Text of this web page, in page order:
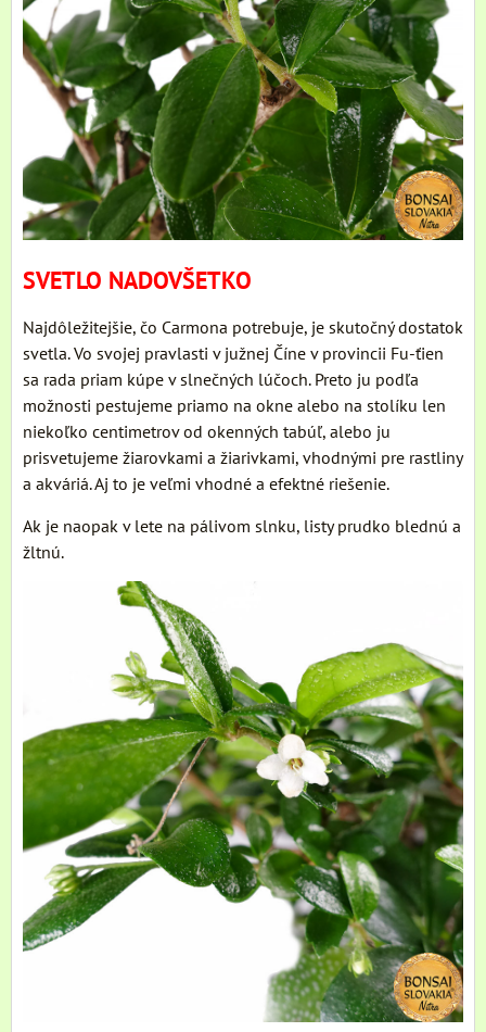
SVETLO NADOVŠETKO
Najdôležitejšie, čo Carmona potrebuje, je skutočný dostatok
svetla. Vo svojej pravlasti v južnej Číne v provincii Fu-ťien
sa rada priam kúpe v slnečných lúčoch. Preto ju podľa
možnosti pestujeme priamo na okne alebo na stolíku len
niekoľko centimetrov od okenných tabúľ, alebo ju
prisvetujeme žiarovkami a žiarivkami, vhodnými pre rastliny
a akváriá. Aj to je veľmi vhodné a efektné riešenie.
Ak je naopak v lete na pálivom slnku, listy prudko blednú a
žltnú.